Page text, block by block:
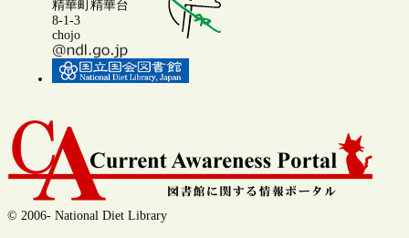
精華町精華台
8-1-3
chojo
© 2006- National Diet Library